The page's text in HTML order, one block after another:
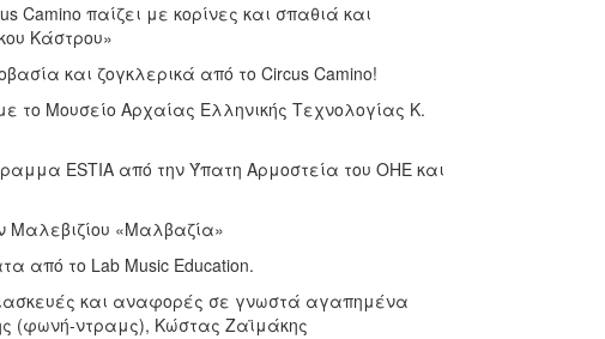
Camino παίζει με κορίνες και σπαθιά και
Κάστρου»
και ζογκλερικά από το Circus Camino!
το Μουσείο Αρχαίας Ελληνικής Τεχνολογίας Κ.
ESTIA από την Ύπατη Αρμοστεία του ΟΗΕ και
Μαλεβιζίου «Μαλβαζία»
από το Lab Music Education.
και αναφορές σε γνωστά αγαπημένα
(φωνή-ντραμς), Κώστας Ζαϊμάκης